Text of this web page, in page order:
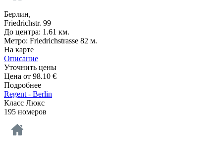
Берлин,
Friedrichstr. 99
До центра: 1.61 км.
Метро: Friedrichstrasse 82 м.
На карте
Описание
Уточнить цены
Цена от 98.10 €
Подробнее
Regent - Berlin
Класс Люкс
195 номеров